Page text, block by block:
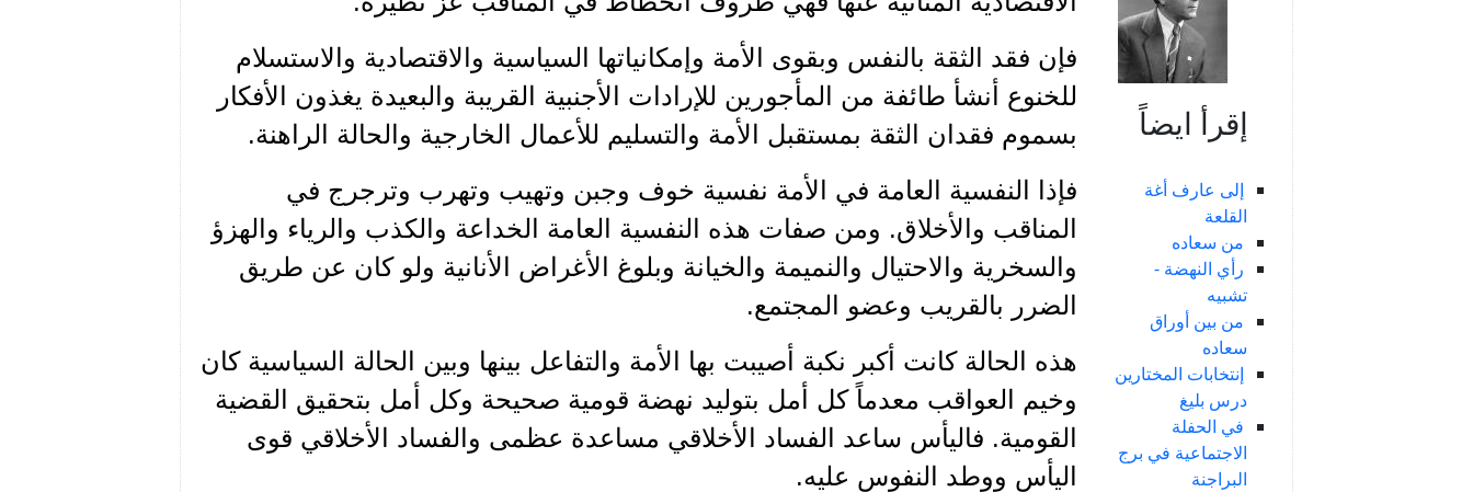
إقرأ ايضاً
إلى عارف أغة
القلعة
من سعاده
رأي النهضة -
تشبيه
من بين أوراق
سعاده
إنتخابات المختارين
درس بليغ
في الحفلة
الاجتماعية في برج
البراجنة
فإن فقد الثقة بالنفس وبقوى الأمة وإمكانياتها السياسية والاقتصادية والاستسلام
للخنوع أنشأ طائفة من المأجورين للإرادات الأجنبية القريبة والبعيدة يغذون الأفكار
بسموم فقدان الثقة بمستقبل الأمة والتسليم للأعمال الخارجية والحالة الراهنة.
فإذا النفسية العامة في الأمة نفسية خوف وجبن وتهيب وتهرب وترجرج في
المناقب والأخلاق. ومن صفات هذه النفسية العامة الخداعة والكذب والرياء والهزؤ
والسخرية والاحتيال والنميمة والخيانة وبلوغ الأغراض الأنانية ولو كان عن طريق
الضرر بالقريب وعضو المجتمع.
هذه الحالة كانت أكبر نكبة أصيبت بها الأمة والتفاعل بينها وبين الحالة السياسية كان
وخيم العواقب معدماً كل أمل بتوليد نهضة قومية صحيحة وكل أمل بتحقيق القضية
القومية. فاليأس ساعد الفساد الأخلاقي مساعدة عظمى والفساد الأخلاقي قوى
اليأس ووطد النفوس عليه.